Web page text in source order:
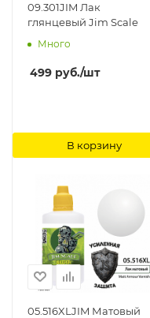
09.301JIM Лак
глянцевый Jim Scale
Много
499 руб./шт
В корзину
05.516XLJIM Матовый